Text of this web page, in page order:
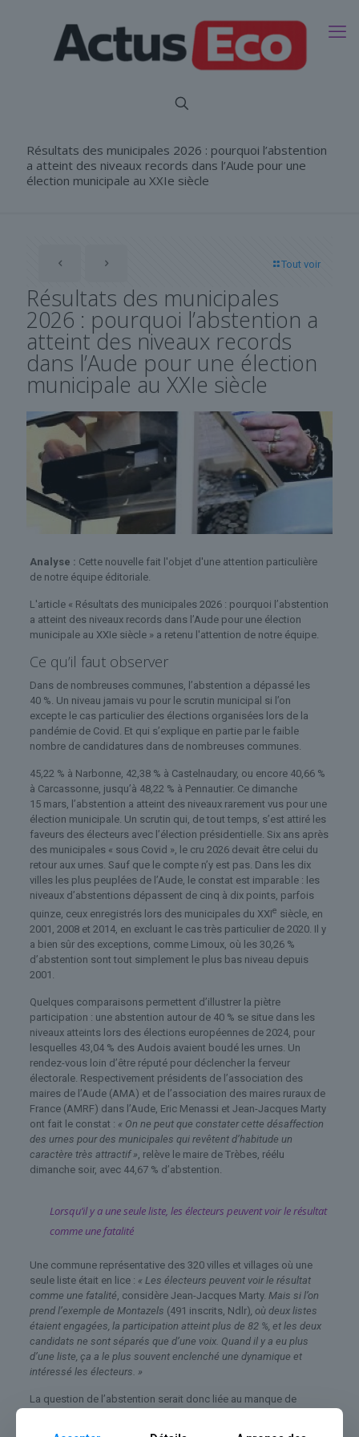
Résultats des municipales 2026 : pourquoi l’abstention
a atteint des niveaux records dans l’Aude pour une
élection municipale au XXIe siècle
Tout voir
Résultats des municipales
2026 : pourquoi l’abstention a
atteint des niveaux records
dans l’Aude pour une élection
municipale au XXIe siècle
Analyse : Cette nouvelle fait l'objet d'une attention particulière
de notre équipe éditoriale.
L'article « Résultats des municipales 2026 : pourquoi l’abstention
a atteint des niveaux records dans l’Aude pour une élection
municipale au XXIe siècle » a retenu l'attention de notre équipe.
Ce qu’il faut observer
Dans de nombreuses communes, l’abstention a dépassé les
40 %. Un niveau jamais vu pour le scrutin municipal si l’on
excepte le cas particulier des élections organisées lors de la
pandémie de Covid. Et qui s’explique en partie par le faible
nombre de candidatures dans de nombreuses communes.
45,22 % à Narbonne, 42,38 % à Castelnaudary, ou encore 40,66 %
à Carcassonne, jusqu’à 48,22 % à Pennautier. Ce dimanche
15 mars, l’abstention a atteint des niveaux rarement vus pour une
élection municipale. Un scrutin qui, de tout temps, s’est attiré les
faveurs des électeurs avec l’élection présidentielle. Six ans après
des municipales « sous Covid », le cru 2026 devait être celui du
retour aux urnes. Sauf que le compte n’y est pas. Dans les dix
villes les plus peuplées de l’Aude, le constat est imparable : les
niveaux d’abstentions dépassent de cinq à dix points, parfois
quinze, ceux enregistrés lors des municipales du XXIe siècle, en
2001, 2008 et 2014, en excluant le cas très particulier de 2020. Il y
a bien sûr des exceptions, comme Limoux, où les 30,26 %
d’abstention sont tout simplement le plus bas niveau depuis
2001.
Quelques comparaisons permettent d’illustrer la piètre
participation : une abstention autour de 40 % se situe dans les
niveaux atteints lors des élections européennes de 2024, pour
lesquelles 43,04 % des Audois avaient boudé les urnes. Un
rendez-vous loin d’être réputé pour déclencher la ferveur
électorale. Respectivement présidents de l’association des
maires de l’Aude (AMA) et de l’association des maires ruraux de
France (AMRF) dans l’Aude, Eric Menassi et Jean-Jacques Marty
ont fait le constat : « On ne peut que constater cette désaffection
des urnes pour des municipales qui revêtent d’habitude un
caractère très attractif », relève le maire de Trèbes, réélu
dimanche soir, avec 44,67 % d’abstention.
Lorsqu’il y a une seule liste, les électeurs peuvent voir le résultat
comme une fatalité
Une commune représentative des 320 villes et villages où une
seule liste était en lice : « Les électeurs peuvent voir le résultat
comme une fatalité, considère Jean-Jacques Marty. Mais si l’on
prend l’exemple de Montazels (491 inscrits, Ndlr), où deux listes
étaient engagées, la participation atteint plus de 82 %, et les deux
candidats ne sont séparés que d’une voix. Quand il y a eu plus
d’une liste, ça a le plus souvent enclenché une dynamique et
intéressé les électeurs. »
La question de l’abstention serait donc liée au manque de